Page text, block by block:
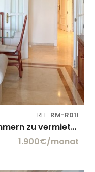
REF: RM-R011
Wohnung mit zwei schlafzimmern zu vermieten in Illetes
1.900€/monat